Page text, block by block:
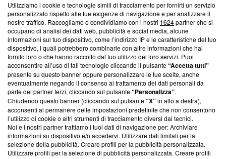
Questa sezione offre informazioni trasparenti su Blasting
News, sui nostri processi editoriali e su come ci impegniamo a
creare news di qualità. Inoltre, afferma la nostra aderenza a
‘Trust Project - News with Integrity’Blasting News non è
ancora membro del programma, ma ha richiesto di farne
parte; Trust Project non ha ancora effettuato una verifica di
conformità agli standard.
Su di noi
Team editoriale
Corporate
Redazione
Utilizziamo i cookie e tecnologie simili di tracciamento per fornirti un servizio
personalizzato rispetto alle tue esigenze di navigazione e per analizzare il
nostro traffico. Raccogliamo e condividiamo con i nostri 1624partner che si
occupano di analisi dei dati web, pubblicità e social media, alcune
informazioni sul tuo dispositivo, come l’indirizzo IP e le caratteristiche del tuo
dispositivo, i quali potrebbero combinarle con altre informazioni che hai
fornito loro o che hanno raccolto dal tuo utilizzo dei loro servizi. Puoi
acconsentire all’uso di tali tecnologie cliccando il pulsante“Accetta tutti”
presente su questo banner oppure personalizzare le tue scelte, anche
eventualmente negando il consenso al trattamento dei dati personali da
parte dei partner terzi, cliccando sul pulsante“Personalizza”.
Chiudendo questo banner (cliccando sul pulsante“X”in alto a destra),
acconsenti al permanere delle impostazioni predefinite che non consentono
l’utilizzo di cookie o altri strumenti di tracciamento diversi dai tecnici.
Noi e i nostri partner trattiamo i tuoi dati di navigazione per: Archiviare
informazioni su dispositivo e/o accedervi. Utilizzare dati limitati per la
selezione della pubblicità. Creare profili per la pubblicità personalizzata.
Utilizzare profili per la selezione di pubblicità personalizzata. Creare profili